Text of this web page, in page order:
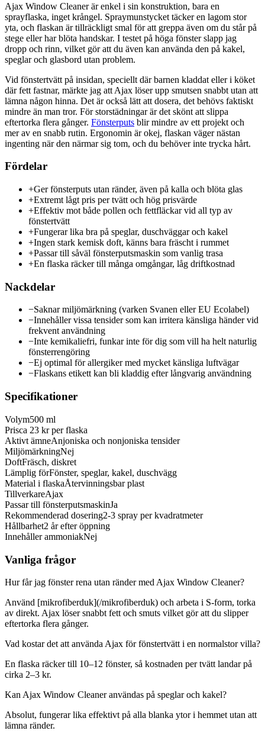
Ajax Window Cleaner är enkel i sin konstruktion, bara en
sprayflaska, inget krångel. Spraymunstycket täcker en lagom stor
yta, och flaskan är tillräckligt smal för att greppa även om du står på
stege eller har blöta handskar. I testet på höga fönster slapp jag
dropp och rinn, vilket gör att du även kan använda den på kakel,
speglar och glasbord utan problem.
Vid fönstertvätt på insidan, speciellt där barnen kladdat eller i köket
där fett fastnar, märkte jag att Ajax löser upp smutsen snabbt utan att
lämna någon hinna. Det är också lätt att dosera, det behövs faktiskt
mindre än man tror. För storstädningar är det skönt att slippa
eftertorka flera gånger. Fönsterputs blir mindre av ett projekt och
mer av en snabb rutin. Ergonomin är okej, flaskan väger nästan
ingenting när den närmar sig tom, och du behöver inte trycka hårt.
Fördelar
+Ger fönsterputs utan ränder, även på kalla och blöta glas
+Extremt lågt pris per tvätt och hög prisvärde
+Effektiv mot både pollen och fettfläckar vid all typ av
fönstertvätt
+Fungerar lika bra på speglar, duschväggar och kakel
+Ingen stark kemisk doft, känns bara fräscht i rummet
+Passar till såväl fönsterputsmaskin som vanlig trasa
+En flaska räcker till många omgångar, låg driftkostnad
Nackdelar
−Saknar miljömärkning (varken Svanen eller EU Ecolabel)
−Innehåller vissa tensider som kan irritera känsliga händer vid
frekvent användning
−Inte kemikaliefri, funkar inte för dig som vill ha helt naturlig
fönsterrengöring
−Ej optimal för allergiker med mycket känsliga luftvägar
−Flaskans etikett kan bli kladdig efter långvarig användning
Specifikationer
Volym500 ml
Prisca 23 kr per flaska
Aktivt ämneAnjoniska och nonjoniska tensider
MiljömärkningNej
DoftFräsch, diskret
Lämplig förFönster, speglar, kakel, duschvägg
Material i flaskaÅtervinningsbar plast
TillverkareAjax
Passar till fönsterputsmaskinJa
Rekommenderad dosering2-3 spray per kvadratmeter
Hållbarhet2 år efter öppning
Innehåller ammoniakNej
Vanliga frågor
Hur får jag fönster rena utan ränder med Ajax Window Cleaner?
Använd [mikrofiberduk](/mikrofiberduk) och arbeta i S-form, torka
av direkt. Ajax löser snabbt fett och smuts vilket gör att du slipper
eftertorka flera gånger.
Vad kostar det att använda Ajax för fönstertvätt i en normalstor villa?
En flaska räcker till 10–12 fönster, så kostnaden per tvätt landar på
cirka 2–3 kr.
Kan Ajax Window Cleaner användas på speglar och kakel?
Absolut, fungerar lika effektivt på alla blanka ytor i hemmet utan att
lämna ränder.